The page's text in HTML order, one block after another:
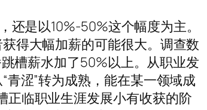
是以10%-50%这个幅度为主。
得大幅加薪的可能很大。调查数
槽薪水加了50%以上。从职业发
涩”转为成熟，能在某一领域成
正临职业生涯发展小有收获的阶